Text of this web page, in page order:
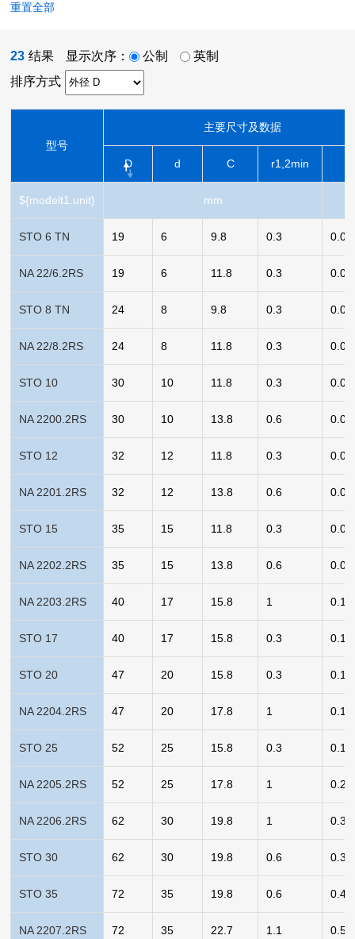
重置全部
23 结果 显示次序： 公制
英制
排序方式
型号
主要尺寸及数据
D d C r1,2min
${modelt1.unit} mm
STO 6 TN 19 6 9.8 0.3
NA 22/6.2RS 19 6 11.8 0.3
STO 8 TN 24 8 9.8 0.3
NA 22/8.2RS 24 8 11.8 0.3
STO 10 30 10 11.8 0.3
NA 2200.2RS 30 10 13.8 0.6 0.06
STO 12 32 12 11.8 0.3
NA 2201.2RS 32 12 13.8 0.6
STO 15 35 15 11.8 0.3
NA 2202.2RS 35 15 13.8 0.6
NA 2203.2RS 40 17 15.8 1 0.11
STO 17 40 17 15.8 0.3 0.11
STO 20 47 20 15.8 0.3 0.15
NA 2204.2RS 47 20 17.8 1 0.18
STO 25 52 25 15.8 0.3 0.18
NA 2205.2RS 52 25 17.8 1 0.21
NA 2206.2RS 62 30 19.8 1 0.32
STO 30 62 30 19.8 0.6 0.31
STO 35 72 35 19.8 0.6 0.44
NA 2207.2RS 72 35 22.7 1.1 0.51